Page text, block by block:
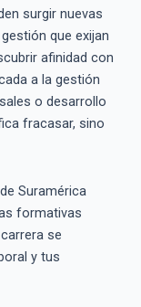
surgir nuevas
que exijan
afinidad con
a la gestión
o desarrollo
fracasar, sino
Suramérica
formativas
se
y tus